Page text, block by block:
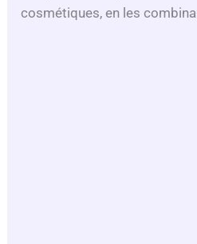
cosmétiques, en les